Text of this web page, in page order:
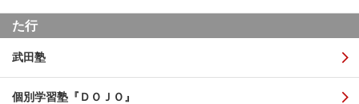
た行
武田塾
個別学習塾『ＤＯＪＯ』